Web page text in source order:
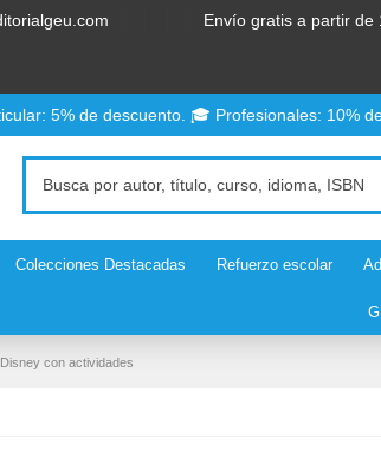
Envío gratis a partir de
5% de descuento. 🎓 Profesionales: 10%
Colecciones Destacadas Refuerzo escolar
con actividades